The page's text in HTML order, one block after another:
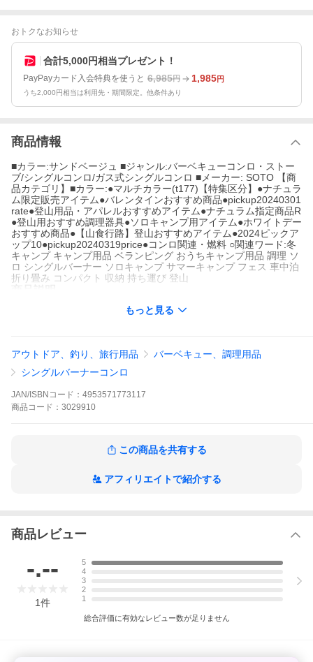
おトクなお知らせ
合計5,000円相当プレゼント！
PayPayカード入会特典を使うと 6,985円 1,985円
うち2,000円相当は利用先・期間限定。他条件あり
商品情報
■カラー:サンドベージュ ■ジャンル:バーベキューコンロ・ストー
ブ/シングルコンロ/ガス式シングルコンロ ■メーカー: SOTO 【商
品カテゴリ】■カラー:●マルチカラー(t177)【特集区分】●ナチュラ
ム限定販売アイテム●バレンタインおすすめ商品●pickup20240301
rate●登山用品・アパレルおすすめアイテム●ナチュラム指定商品R
●登山用おすすめ調理器具●ソロキャンプ用アイテム●ホワイトデー
おすすめ商品●【山食行路】登山おすすめアイテム●2024ピックア
ップ10●pickup20240319price●コンロ関連・燃料 ○関連ワード:冬
キャンプ キャンプ用品 ベランピング おうちキャンプ用品 調理 ソ
ロ シングルバーナー ソロキャンプ サマーキャンプ フェス 車中泊
折り畳み コンパクト 収納 持ち運び 登山
●大人気シングルバーナーST-310のナチュラム別注カラー
●連続した調理に強い。ドロップダウンによる火力低下がなく、長時間
●圧電、通電線内臓で衝撃に強い!点火不良の原因となりやすい圧電と通
仕様/規格
●発熱量:2.9kw(2500kcal、ST-760使用時)
●使用燃料:SOTO専用容器(ST-760、700)
●点火方式:圧電点火方式
別売りになります。
●PSマークの種類:PSLPGマーク/届出事業者名:新富士バーナー株式会
メーカー品番
もっと見る
アウトドア、釣り、旅行用品
バーベキュー、調理用品
シングルバーナーコンロ
JAN/ISBNコード： 4953571773117
商品 コード： 3029910
この商品を共有する
アフィリエイトで紹介する
商品レビュー
-.--
1件
5
4
3
2
1
総合評価に有効なレビュー数が足りません